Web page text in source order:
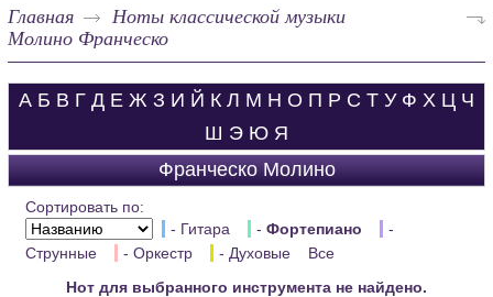
Главная
Ноты классической музыки
Молино Франческо
А Б В Г Д Е Ж З И Й К Л М Н О П Р С Т У Ф Х Ц Ч
Ш Э Ю Я
Франческо Молино
Сортировать по:
- Гитара
-Фортепиано
-
Струнные
- Оркестр - Духовые
Все
Нот для выбранного инструмента не найдено.